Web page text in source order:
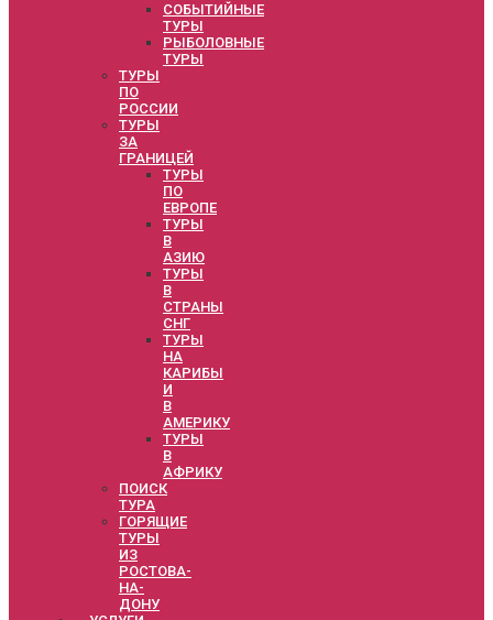
СОБЫТИЙНЫЕ
ТУРЫ
РЫБОЛОВНЫЕ
ТУРЫ
ТУРЫ
ПО
РОССИИ
ТУРЫ
ЗА
ГРАНИЦЕЙ
ТУРЫ
ПО
ЕВРОПЕ
ТУРЫ
В
АЗИЮ
ТУРЫ
В
СТРАНЫ
СНГ
ТУРЫ
НА
КАРИБЫ
И
В
АМЕРИКУ
ТУРЫ
В
АФРИКУ
ПОИСК
ТУРА
ГОРЯЩИЕ
ТУРЫ
ИЗ
РОСТОВА-
НА-
ДОНУ